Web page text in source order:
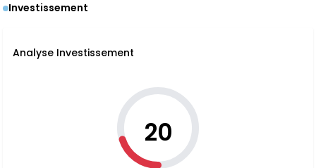
Investissement
Analyse Investissement
20